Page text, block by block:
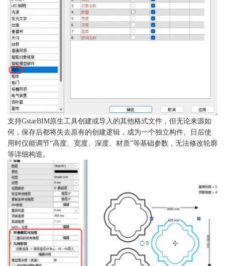
支持GstarBIM原生工具创建或导入的其他格式文件，但无论来源如
何，保存后都将失去原有的创建逻辑，成为一个独立构件。日后使
用时仅能调节“高度、宽度、深度、材质”等基础参数，无法修改轮廓
等详细构造。